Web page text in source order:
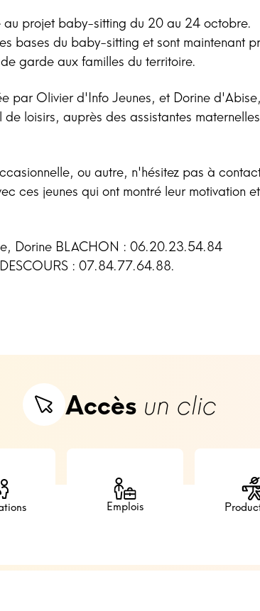
projet baby-sitting du 20 au 24 octobre.
bases du baby-sitting et sont maintenant
garde aux familles du territoire.
par Olivier d'Info Jeunes, et Dorine
de loisirs, auprès des assistantes
ou autre, n'hésitez pas à
ces jeunes qui ont montré leur motivation
Dorine BLACHON : 06.20.23.54.84
: 07.84.77.64.88.
Accès un clic
Emplois